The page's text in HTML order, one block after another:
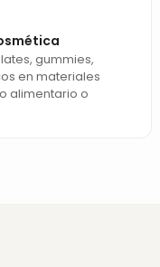
gummies,
en materiales
alimentario o